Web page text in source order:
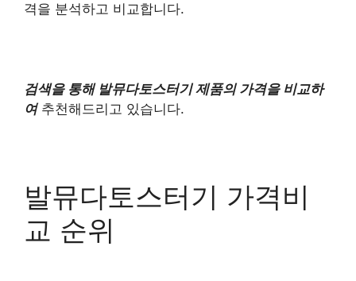
격을 분석하고 비교합니다.
검색을 통해 발뮤다토스터기 제품의 가격을 비교하
여추천해드리고 있습니다.
발뮤다토스터기 가격비
교 순위